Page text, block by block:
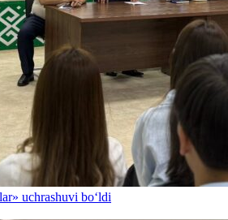
uchrashuvi bo‘ldi